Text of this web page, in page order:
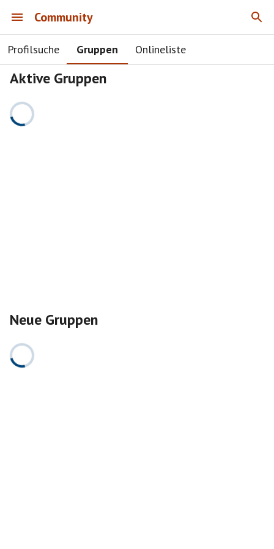
Community
Profilsuche Gruppen Onlineliste
Aktive Gruppen
Neue Gruppen